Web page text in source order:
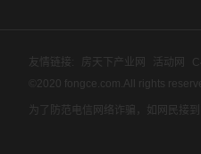
友情链接: 房天下产业网 活动网
©2020 fongce.com.All rights
为了防范电信网络诈骗，如网民接